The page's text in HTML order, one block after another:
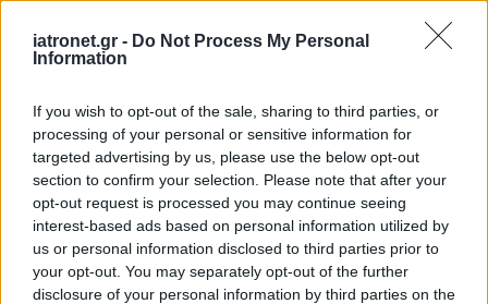
iatronet.gr - Do Not Process My Personal
Information
If you wish to opt-out of the sale, sharing to third parties, or
processing of your personal or sensitive information for
targeted advertising by us, please use the below opt-out
section to confirm your selection. Please note that after your
opt-out request is processed you may continue seeing
interest-based ads based on personal information utilized by
us or personal information disclosed to third parties prior to
your opt-out. You may separately opt-out of the further
disclosure of your personal information by third parties on the
επιστημονική εκδήλωση
Τεχνολογία''
Κολπική μαρμαρυγή:
Νέα τεχνολογία
υπερτερεί της
φαρμακευτικής αγωγής
[μελέτη]